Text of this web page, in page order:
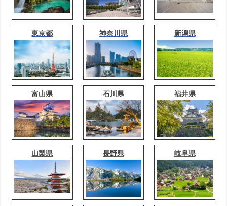
東京都 神奈川県 新潟県
富山県 石川県 福井県
山梨県 長野県 岐阜県